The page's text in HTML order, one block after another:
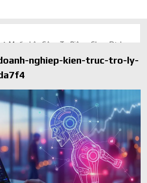
Muốn Lên Công Ty Riêng: Chọn Dịch
vì sao món làm riêng luôn ghi điểm
Phân biệt RPA, workflow và AI agent
nghiệp để cắt giảm chi phí vận hành
sóc khách hàng giúp web phản hồi
nghiep-kien-truc-tro-ly-